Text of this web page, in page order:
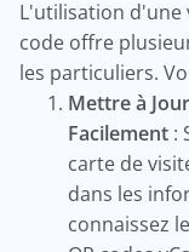
L'utilisation d'une
code offre
les particuliers.
Mettre à
Facilement :
carte de
dans les
connaissez